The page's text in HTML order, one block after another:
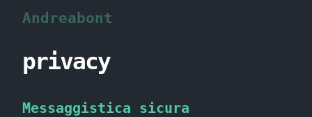
Andreabont
privacy
Messaggistica sicura